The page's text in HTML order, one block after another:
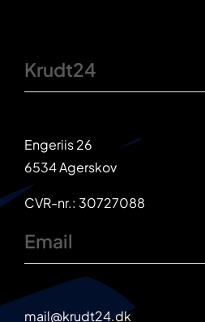
Krudt24
Engeriis 26
6534 Agerskov
CVR-nr.: 30727088
Email
mail@krudt24.dk